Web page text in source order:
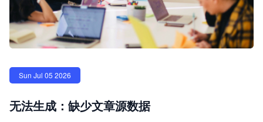
Sun Jul 05 2026
无法生成：缺少文章源数据